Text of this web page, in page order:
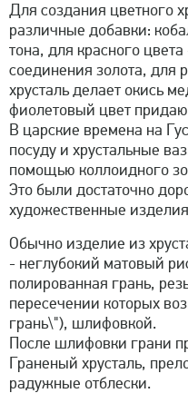
Для создания цветного
различные добавки:
тона, для красного
соединения золота, для
хрусталь делает окись
фиолетовый цвет
В царские времена на
посуду и хрустальные
помощью коллоидного
Это были достаточно
художественные
Обычно изделие из
- неглубокий матовый
полированная грань,
пересечении которых
грань\"), шлифовкой.
После шлифовки грани
Граненый хрусталь,
радужные отблески.